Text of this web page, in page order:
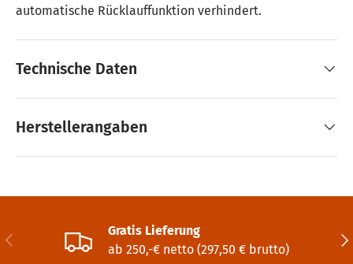
automatische Rücklauffunktion verhindert.
Technische Daten
Herstellerangaben
Vorherige
Gratis Lieferung
ab 250,-€ netto (297,50 € brutto)